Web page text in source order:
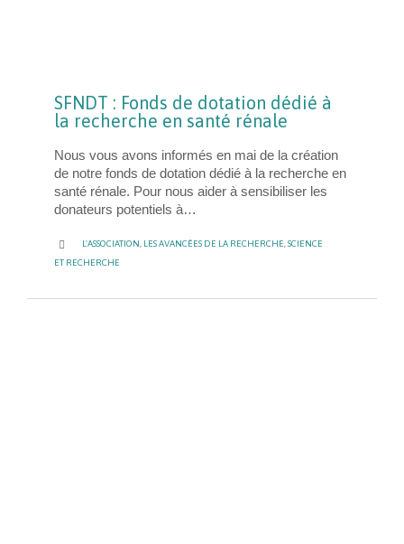
SFNDT : Fonds de dotation dédié à
la recherche en santé rénale
Nous vous avons informés en mai de la création
de notre fonds de dotation dédié à la recherche en
santé rénale. Pour nous aider à sensibiliser les
donateurs potentiels à…
 CATEGORY
L'ASSOCIATION, LES AVANCÉES DE LA RECHERCHE,SCIENCE
ET RECHERCHE